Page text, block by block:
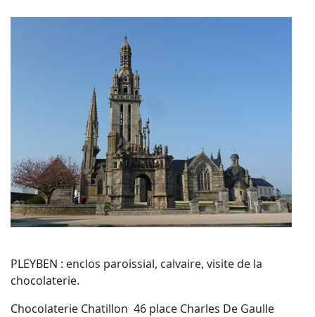
PLEYBEN : enclos paroissial, calvaire, visite de la
chocolaterie.
Chocolaterie Chatillon 46 place Charles De Gaulle